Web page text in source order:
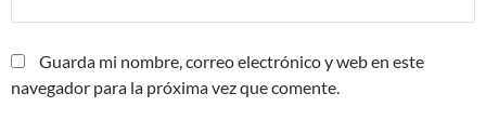
Guarda mi nombre, correo electrónico y web en este
navegador para la próxima vez que comente.